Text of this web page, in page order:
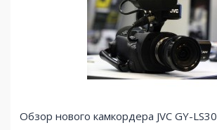
Обзор нового камкордера JVC GY-